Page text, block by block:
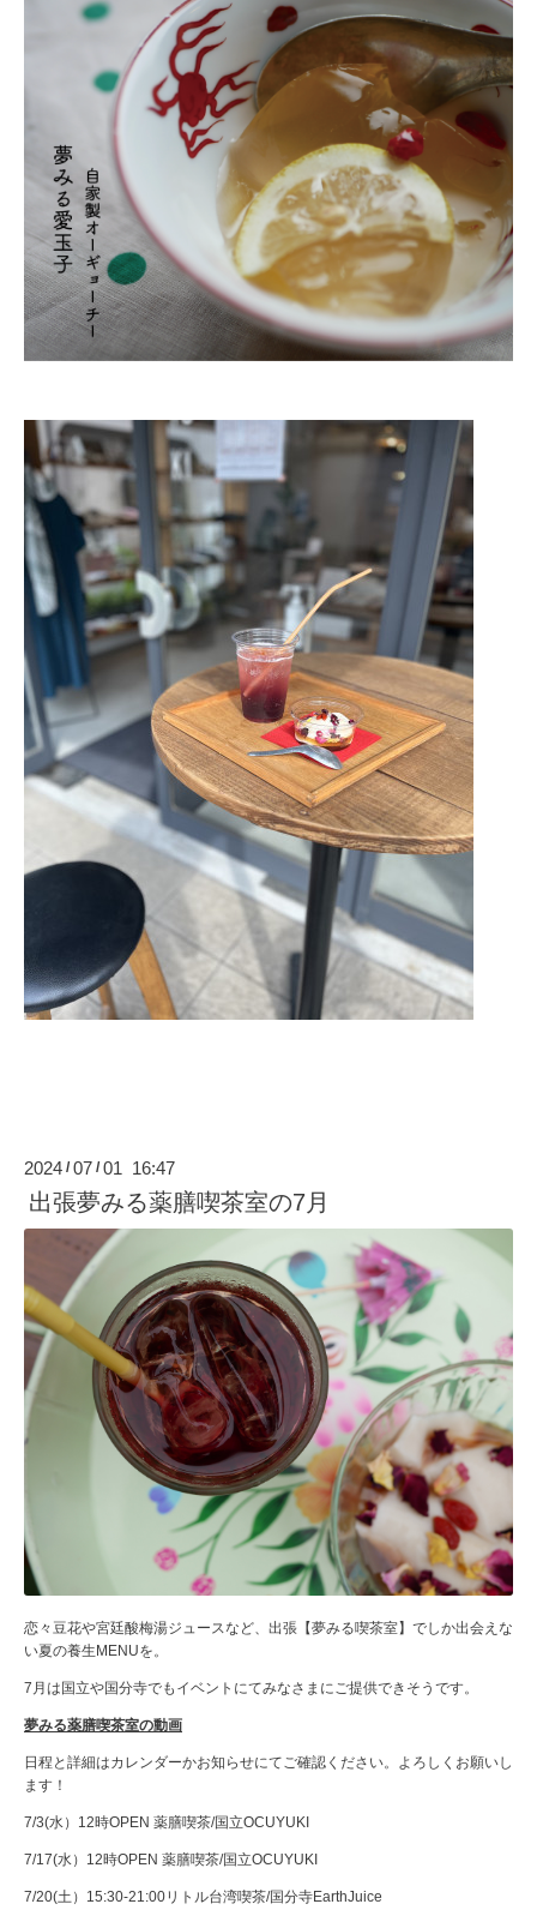
2024 /07 /01 16:47
出張夢みる薬膳喫茶室の7月
恋々豆花や宮廷酸梅湯ジュースなど、出張【夢みる喫茶室】でしか出会えな
い夏の養生MENUを。
7月は国立や国分寺でもイベントにてみなさまにご提供できそうです。
夢みる薬膳喫茶室の動画
日程と詳細はカレンダーかお知らせにてご確認ください。よろしくお願いし
ます！
7/3(水）12時OPEN 薬膳喫茶/国立OCUYUKI
7/17(水）12時OPEN 薬膳喫茶/国立OCUYUKI
7/20(土）15:30-21:00リトル台湾喫茶/国分寺EarthJuice